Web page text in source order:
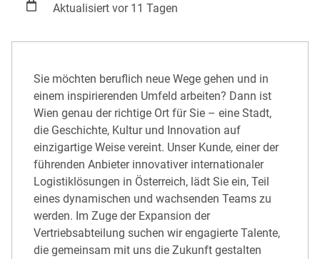
Aktualisiert vor 11 Tagen
Sie möchten beruflich neue Wege gehen und in
einem inspirierenden Umfeld arbeiten? Dann ist
Wien genau der richtige Ort für Sie – eine Stadt,
die Geschichte, Kultur und Innovation auf
einzigartige Weise vereint. Unser Kunde, einer der
führenden Anbieter innovativer internationaler
Logistiklösungen in Österreich, lädt Sie ein, Teil
eines dynamischen und wachsenden Teams zu
werden. Im Zuge der Expansion der
Vertriebsabteilung suchen wir engagierte Talente,
die gemeinsam mit uns die Zukunft gestalten